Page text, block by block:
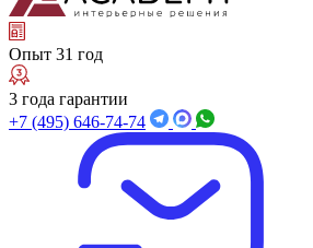
Опыт 31 год
3 года гарантии
+7 (495) 646-74-74